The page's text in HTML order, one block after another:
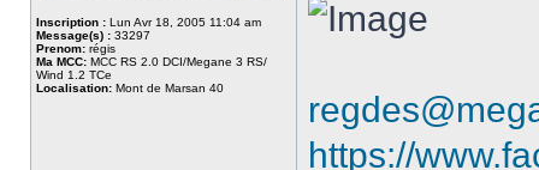
Inscription : Lun Avr 18, 2005 11:04 am
Message(s) : 33297
Prenom: régis
Ma MCC: MCC RS 2.0 DCI/Megane 3 RS/
Wind 1.2 TCe
Localisation: Mont de Marsan 40
https://